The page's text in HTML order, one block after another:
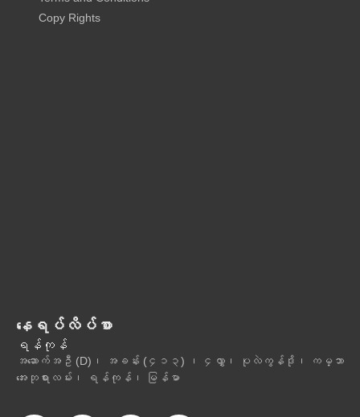
Copy Rights
နေရပ်လိပ်စာ
ရန်ကုန်
အဆောက်အဦ (D)၊ အခန်း (၄၁၃) ၊ ၄လွှာ၊ ပုလဲကွန်ဒို၊ ကမ္ဘာ
အေးဘုရားလမ်း၊ ရန်ကုန်၊ မြန်မာ